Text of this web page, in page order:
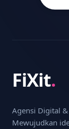
FiXit.
Agensi Digital
Mewujudkan